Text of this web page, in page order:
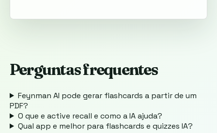
Perguntas frequentes
Feynman AI pode gerar flashcards a partir de um
PDF?
O que e active recall e como a IA ajuda?
Qual app e melhor para flashcards e quizzes IA?